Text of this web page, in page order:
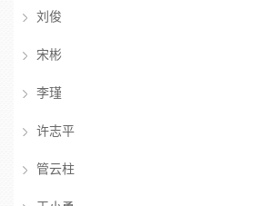
刘俊
宋彬
李瑾
许志平
管云柱